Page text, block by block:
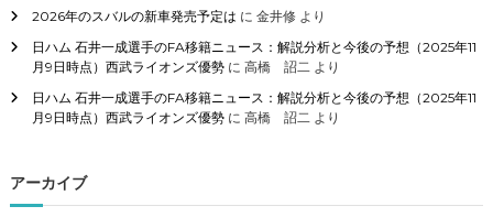
2026年のスバルの新車発売予定は に 金井修より
日ハム 石井一成選手のFA移籍ニュース：解説分析と今後の予想（2025年11
月9日時点）西武ライオンズ優勢に 高橋 詔二より
日ハム 石井一成選手のFA移籍ニュース：解説分析と今後の予想（2025年11
月9日時点）西武ライオンズ優勢に 高橋 詔二より
アーカイブ